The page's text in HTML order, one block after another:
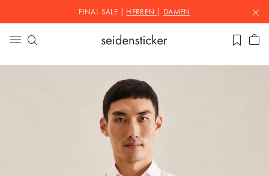
FINAL SALE | HERREN DAMEN